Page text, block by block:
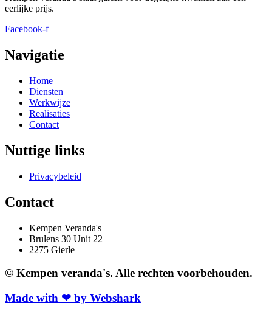
eerlijke prijs.
Facebook-f
Navigatie
Home
Diensten
Werkwijze
Realisaties
Contact
Nuttige links
Privacybeleid
Contact
Kempen Veranda's
Brulens 30 Unit 22
2275 Gierle
© Kempen veranda's. Alle rechten voorbehouden.
Made with ❤ by Webshark